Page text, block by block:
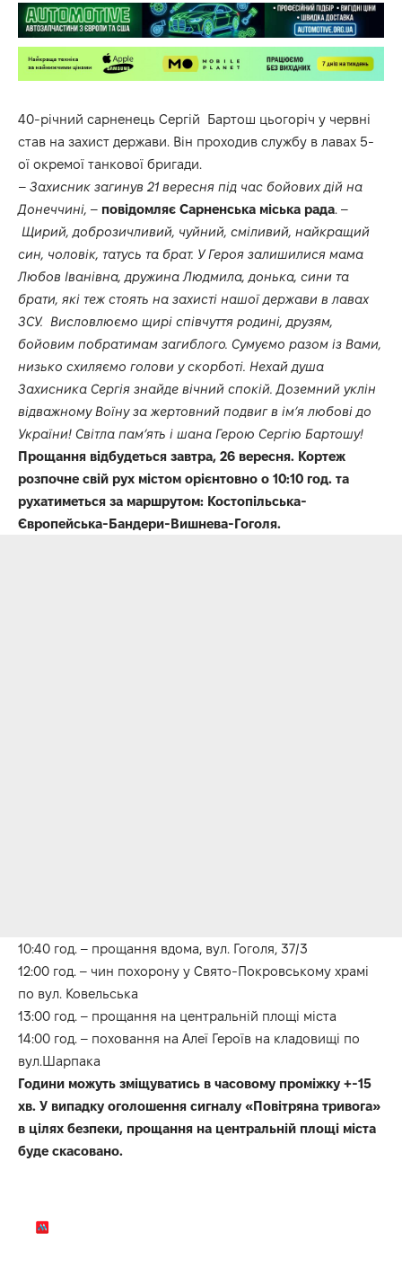
40-річний сарненець Сергій Бартош цьогоріч у червні
став на захист держави. Він проходив службу в лавах 5-
ої окремої танкової бригади.
– Захисник загинув 21 вересня під час бойових дій на
Донеччині, – повідомляє Сарненська міська рада. –
Щирий, доброзичливий, чуйний, сміливий, найкращий
син, чоловік, татусь та брат. У Героя залишилися мама
Любов Іванівна, дружина Людмила, донька, сини та
брати, які теж стоять на захисті нашої держави в лавах
ЗСУ. Висловлюємо щирі співчуття родині, друзям,
бойовим побратимам загиблого. Сумуємо разом із Вами,
низько схиляємо голови у скорботі. Нехай душа
Захисника Сергія знайде вічний спокій. Доземний уклін
відважному Воїну за жертовний подвиг в імʼя любові до
України! Світла памʼять і шана Герою Сергію Бартошу!
Прощання відбудеться завтра, 26 вересня. Кортеж
розпочне свій рух містом орієнтовно о 10:10 год. та
рухатиметься за маршрутом: Костопільська-
Європейська-Бандери-Вишнева-Гоголя.
10:40 год. – прощання вдома, вул. Гоголя, 37/3
12:00 год. – чин похорону у Свято-Покровському храмі
по вул. Ковельська
13:00 год. – прощання на центральній площі міста
14:00 год. – поховання на Алеї Героїв на кладовищі по
вул.Шарпака
Години можуть зміщуватись в часовому проміжку +-15
хв. У випадку оголошення сигналу «Повітряна тривога»
в цілях безпеки, прощання на центральній площі міста
буде скасовано.